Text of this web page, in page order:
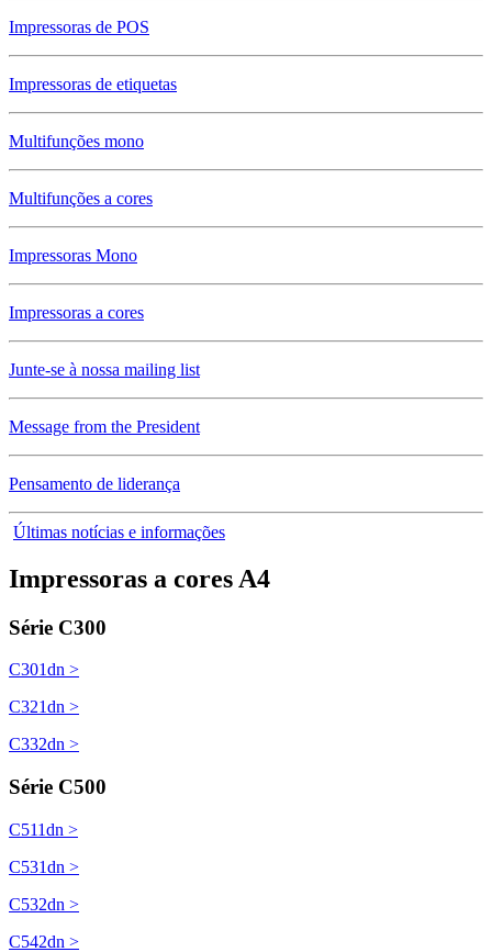
Impressoras de POS
Impressoras de etiquetas
Multifunções mono
Multifunções a cores
Impressoras Mono
Impressoras a cores
Junte-se à nossa mailing list
Message from the President
Pensamento de liderança
Últimas notícias e informações
Impressoras a cores A4
Série C300
C301dn >
C321dn >
C332dn >
Série C500
C511dn >
C531dn >
C532dn >
C542dn >